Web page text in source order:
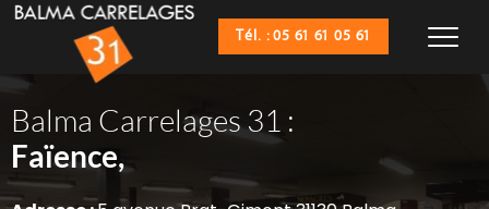
Tél. : 05 61 61 05 61
Balma Carrelages 31 :
Faïence,
Sanitaires,